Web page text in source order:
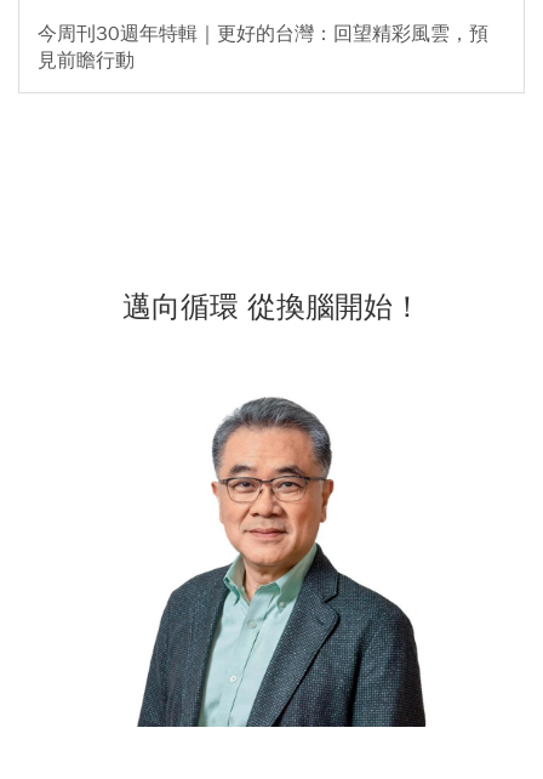
今周刊30週年特輯｜更好的台灣：回望精彩風雲，預
見前瞻行動
邁向循環 從換腦開始！